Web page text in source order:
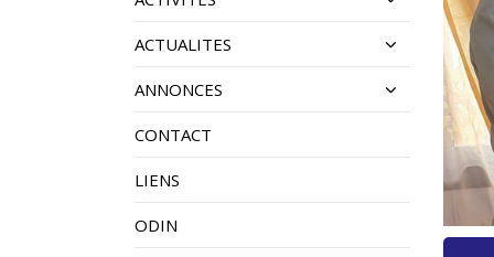
ACTUALITES
ANNONCES
CONTACT
LIENS
ODIN